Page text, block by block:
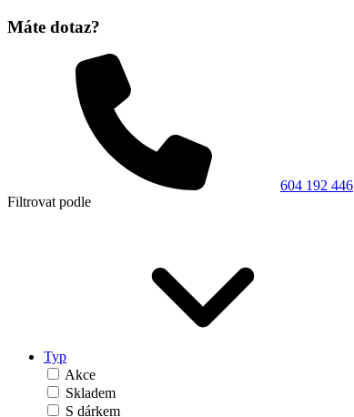
Máte dotaz?
604 192 446
Filtrovat podle
Typ
Akce
Skladem
S dárkem